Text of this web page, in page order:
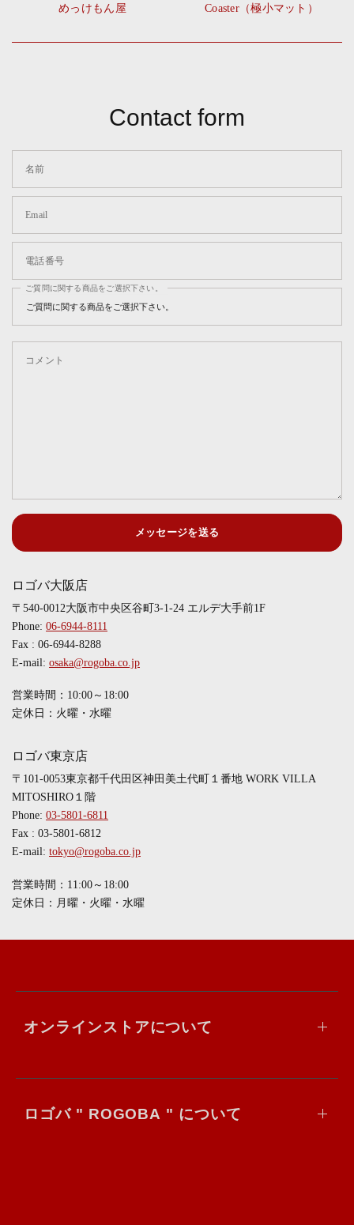
めっけもん屋 Coaster（極小マット）
Contact form
名前
Email
電話番号
ご質問に関する商品をご選択下さい。
コメント
メッセージを送る
ロゴバ大阪店
〒540-0012大阪市中央区谷町3-1-24 エルデ大手前1F
Phone:06-6944-8111
Fax : 06-6944-8288
E-mail:osaka@rogoba.co.jp
営業時間：10:00～18:00
定休日：火曜・水曜
ロゴバ東京店
〒101-0053東京都千代田区神田美土代町１番地 WORK VILLA
MITOSHIRO１階
Phone:03-5801-6811
Fax : 03-5801-6812
E-mail:tokyo@rogoba.co.jp
営業時間：11:00～18:00
定休日：月曜・火曜・水曜
オンラインストアについて
ロゴバ " ROGOBA " について